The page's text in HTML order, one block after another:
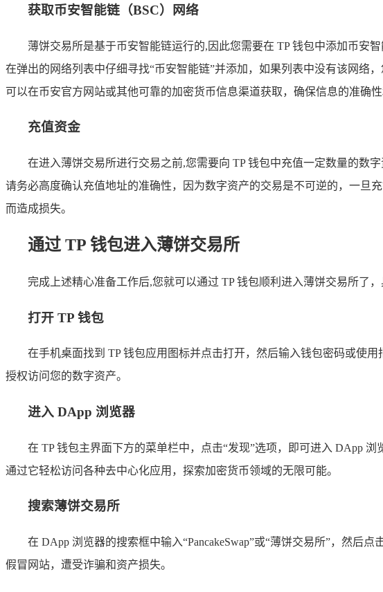
获取币安智能链（BSC）网络
薄饼交易所是基于币安智能链运行的,因此您需要在 TP 钱包中添加币安
在弹出的网络列表中仔细寻找“币安智能链”并添加，如果列表中没有该网络
可以在币安官方网站或其他可靠的加密货币信息渠道获取，确保信息的准确性
充值资金
在进入薄饼交易所进行交易之前,您需要向 TP 钱包中充值一定数量的数
请务必高度确认充值地址的准确性，因为数字资产的交易是不可逆的，一旦
而造成损失。
通过 TP 钱包进入薄饼交易所
完成上述精心准备工作后,您就可以通过 TP 钱包顺利进入薄饼交易所了，
打开 TP 钱包
在手机桌面找到 TP 钱包应用图标并点击打开，然后输入钱包密码或使
授权访问您的数字资产。
进入 DApp 浏览器
在 TP 钱包主界面下方的菜单栏中，点击“发现”选项，即可进入 DApp
通过它轻松访问各种去中心化应用，探索加密货币领域的无限可能。
搜索薄饼交易所
在 DApp 浏览器的搜索框中输入“PancakeSwap”或“薄饼交易所”，然后
假冒网站，遭受诈骗和资产损失。